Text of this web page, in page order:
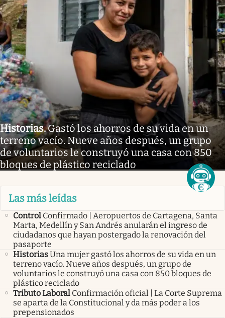
Historias.Gastó los ahorros de su vida en un
terreno vacío. Nueve años después, un grupo
de voluntarios le construyó una casa con 850
bloques de plástico reciclado
Las más leídas
Control Confirmado | Aeropuertos de Cartagena, Santa
Marta, Medellín y San Andrés anularán el ingreso de
ciudadanos que hayan postergado la renovación del
pasaporte
HistoriasUna mujer gastó los ahorros de su vida en un
terreno vacío. Nueve años después, un grupo de
voluntarios le construyó una casa con 850 bloques de
plástico reciclado
Tributo Laboral Confirmación oficial | La Corte Suprema
se aparta de la Constitucional y da más poder a los
prepensionados